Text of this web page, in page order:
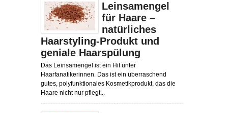
Leinsamengel
für Haare –
natürliches
Haarstyling-Produkt und
geniale Haarspülung
Das Leinsamengel ist ein Hit unter
Haarfanatikerinnen. Das ist ein überraschend
gutes, polyfunktionales Kosmetikprodukt, das die
Haare nicht nur pflegt...